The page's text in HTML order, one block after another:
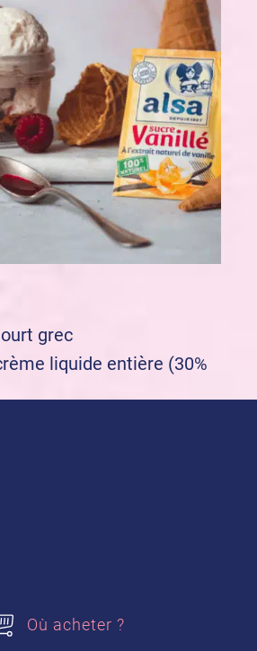
grec
liquide entière (30%
Où acheter ?